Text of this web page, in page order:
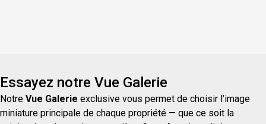
Essayez notre Vue Galerie
Notre Vue Galerie exclusive vous permet de choisir l’image
miniature principale de chaque propriété — que ce soit la